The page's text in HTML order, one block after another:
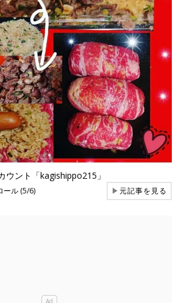
ント「kagishippo215」
ール (5/6) ▶元記事を見る